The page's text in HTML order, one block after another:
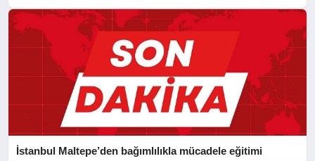
İstanbul Maltepe’den bağımlılıkla mücadele eğitimi